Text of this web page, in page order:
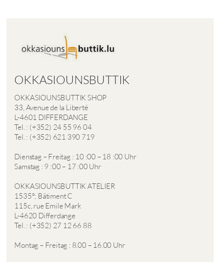
OKKASIOUNSBUTTIK
OKKASIOUNSBUTTIK SHOP
33, Avenue de la Liberté
L-4601 DIFFERDANGE
Tel. : (+352) 24 55 96 04
Tel. : (+352) 621 390 719
Dienstag – Freitag : 10 :00 – 18 :00 Uhr
Samstag : 9 :00 – 17 :00 Uhr
OKKASIOUNSBUTTIK ATELIER
1535°; Bâtiment C
115c, rue Emile Mark
L-4620 Differdange
Tel. : (+352) 27 12 66 88
Montag – Freitag : 8.00 – 16.00 Uhr